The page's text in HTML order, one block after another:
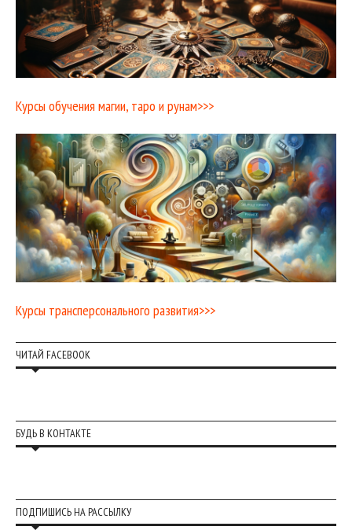
Курсы обучения магии, таро и рунам>>>
Курсы трансперсонального развития>>>
ЧИТАЙ FACEBOOK
БУДЬ В КОНТАКТЕ
ПОДПИШИСЬ НА РАССЫЛКУ